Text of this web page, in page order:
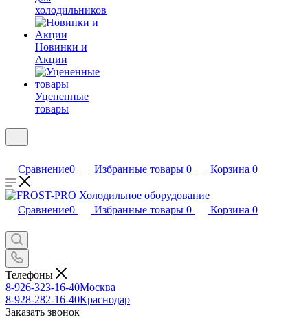
холодильников
Новинки и
Акции
Уцененные
товары
Сравнение0 Избранные товары 0 Корзина 0
Сравнение0 Избранные товары 0 Корзина 0
Телефоны
8-926-323-16-40Москва
8-928-282-16-40Краснодар
Заказать звонок